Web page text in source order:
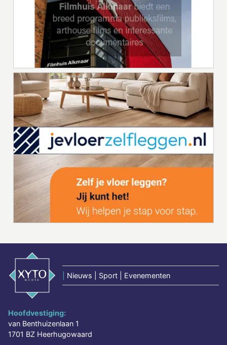
Nieuws | Sport | Evenementen
Hoofdvestiging:
van Benthuizenlaan 1
1701 BZ Heerhugowaard